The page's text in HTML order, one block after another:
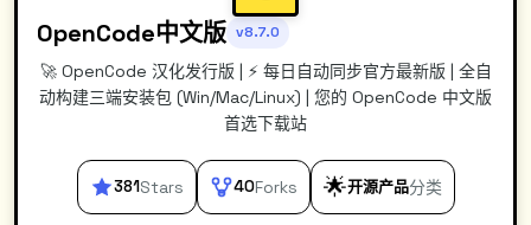
OpenCode中文版 v8.7.0
🚀 OpenCode 汉化发行版 | ⚡️ 每日自动同步官方最新版 | 全自
动构建三端安装包 (Win/Mac/Linux) | 您的 OpenCode 中文版
首选下载站
381Stars 40Forks 🌟开源产品分类